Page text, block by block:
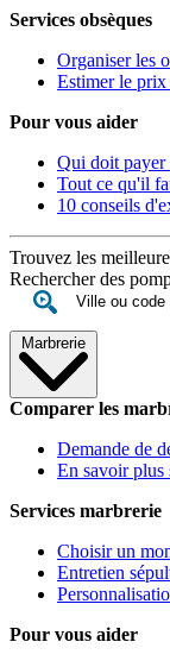
Services obsèques
Organiser les
Estimer le prix
Pour vous aider
Qui doit payer
Tout ce qu'il
10 conseils
Trouvez les
Rechercher des
Marbrerie
Comparer les
Demande de
En savoir plus
Services marbrerie
Choisir un
Entretien
Pour vous aider